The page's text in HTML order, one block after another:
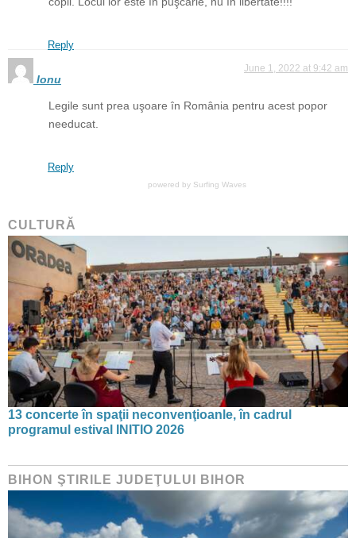
Reply
Ionu
June 1, 2022 at 9:42 am
Legile sunt prea uşoare în România pentru acest popor
needucat.
Reply
powered by Surfing Waves
CULTURĂ
13 concerte în spaţii neconvenţioanle, în cadrul
programul estival INITIO 2026
BIHON ŞTIRILE JUDEŢULUI BIHOR